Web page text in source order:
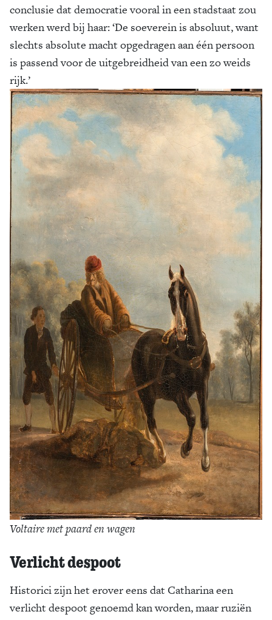
conclusie dat democratie vooral in een stadstaat zou
werken werd bij haar: ‘De soeverein is absoluut, want
slechts absolute macht opgedragen aan één persoon
is passend voor de uitgebreidheid van een zo weids
rijk.’
Voltaire met paard en wagen
Verlicht despoot
Historici zijn het erover eens dat Catharina een
verlicht despoot genoemd kan worden, maar ruziën